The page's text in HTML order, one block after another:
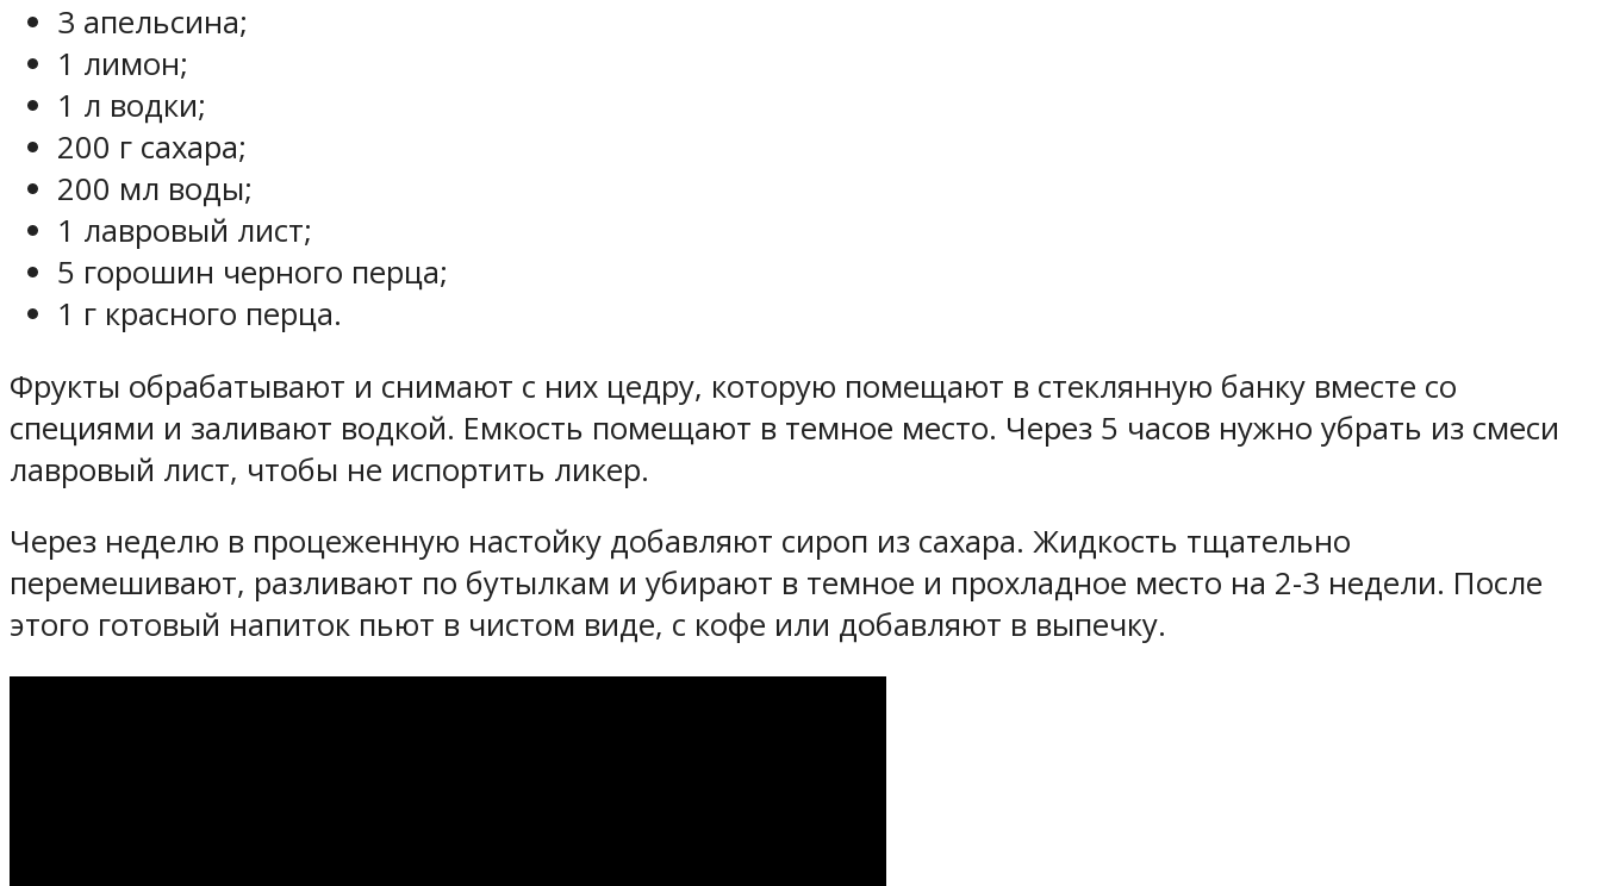
3 апельсина;
1 лимон;
1 л водки;
200 г сахара;
200 мл воды;
1 лавровый лист;
5 горошин черного перца;
1 г красного перца.
Фрукты обрабатывают и снимают с них цедру, которую помещают в стеклянную банку вместе со
специями и заливают водкой. Емкость помещают в темное место. Через 5 часов нужно убрать из смеси
лавровый лист, чтобы не испортить ликер.
Через неделю в процеженную настойку добавляют сироп из сахара. Жидкость тщательно
перемешивают, разливают по бутылкам и убирают в темное и прохладное место на 2-3 недели. После
этого готовый напиток пьют в чистом виде, с кофе или добавляют в выпечку.